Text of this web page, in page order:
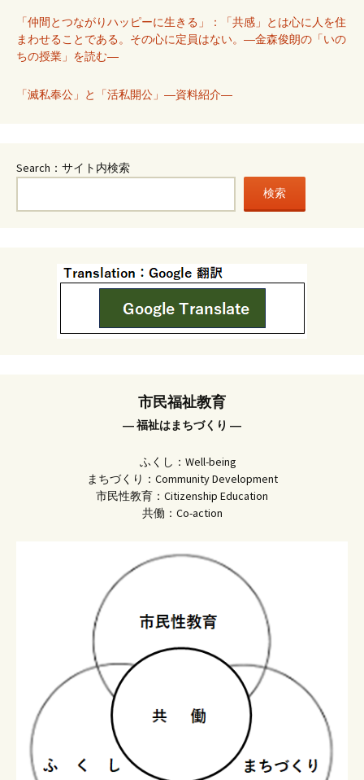
「仲間とつながりハッピーに生きる」：「共感」とは心に人を住
まわせることである。その心に定員はない。―金森俊朗の「いの
ちの授業」を読む―
「滅私奉公」と「活私開公」―資料紹介―
Search：サイト内検索
検索
市民福祉教育
― 福祉はまちづくり ―
ふくし：Well-being
まちづくり：Community Development
市民性教育：Citizenship Education
共働：Co-action